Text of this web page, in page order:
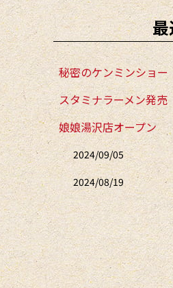
o
k
秘密のケンミンショー
スタミナラーメン発売
娘娘湯沢店オープン
2024/09/05
2024/08/19